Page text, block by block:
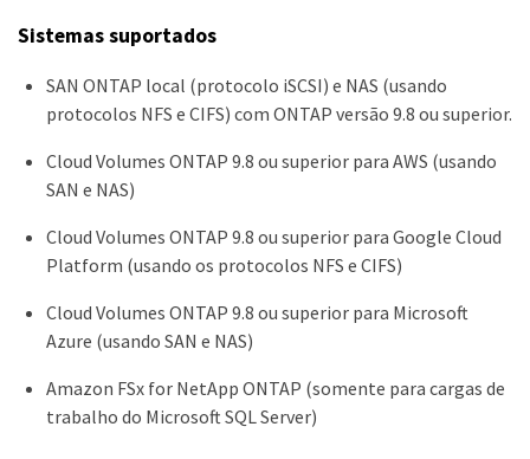
Sistemas suportados
SAN ONTAP local (protocolo iSCSI) e NAS (usando
protocolos NFS e CIFS) com ONTAP versão 9.8 ou superior.
Cloud Volumes ONTAP 9.8 ou superior para AWS (usando
SAN e NAS)
Cloud Volumes ONTAP 9.8 ou superior para Google Cloud
Platform (usando os protocolos NFS e CIFS)
Cloud Volumes ONTAP 9.8 ou superior para Microsoft
Azure (usando SAN e NAS)
Amazon FSx for NetApp ONTAP (somente para cargas de
trabalho do Microsoft SQL Server)